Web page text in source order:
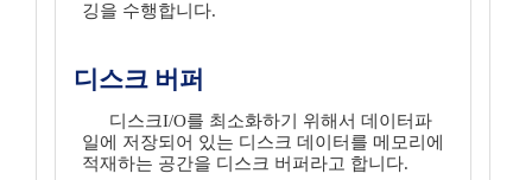
깅을 수행합니다.
디스크 버퍼
디스크I/O를 최소화하기 위해서 데이터파
일에 저장되어 있는 디스크 데이터를 메모리에
적재하는 공간을 디스크 버퍼라고 합니다.